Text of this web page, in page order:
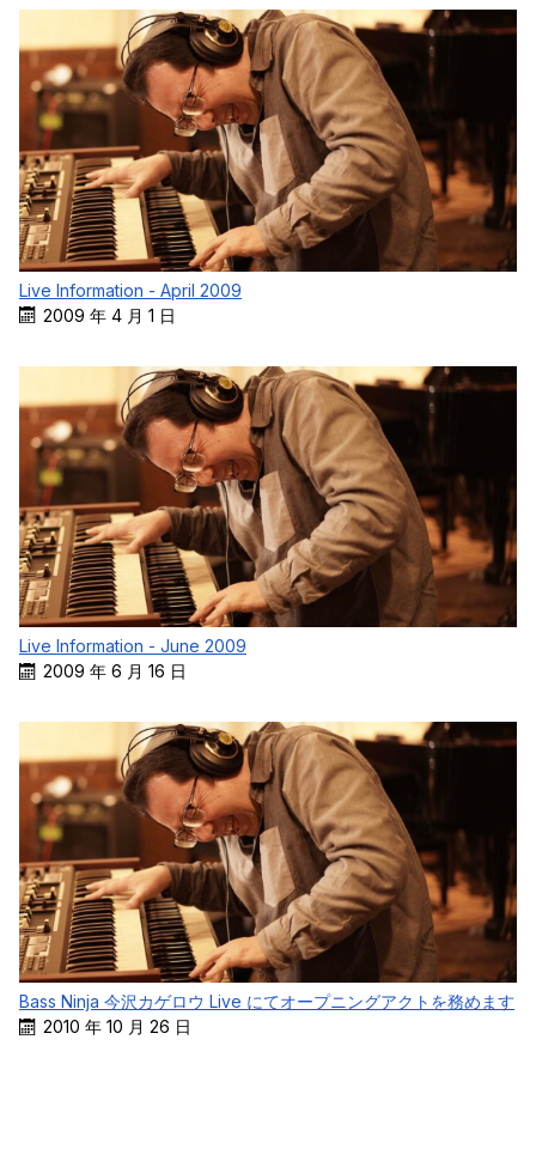
Live Information - April 2009
2009 年 4 月 1 日
Live Information - June 2009
2009 年 6 月 16 日
Bass Ninja 今沢カゲロウ Live にてオープニングアクトを務めます
2010 年 10 月 26 日